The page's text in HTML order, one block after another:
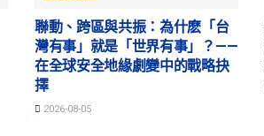
聯動、跨區與共振：為什麽「台
灣有事」就是「世界有事」？——
在全球安全地緣劇變中的戰略抉
擇
2026-08-05